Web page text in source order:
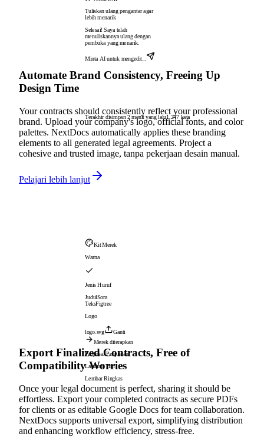
Tuliskan ulang pengantar agar
lebih menarik
Selesai! Saya telah
menuliskannya ulang dengan
pembuka yang menarik.
Minta AI untuk mengedit...
Terakhir disimpan 2 menit yang lalu1.247 kata
Automate Brand Consistency, Freeing Up
Design Time
Your contracts should consistently reflect your professional
brand. Upload your company's logo, official fonts, and color
palettes. NextDocs automatically applies these branding
elements to all generated legal agreements. Project a
cohesive and trusted image, tanpa pekerjaan desain manual.
Pelajari lebih lanjut
Kit Merek
Warna
Jenis Huruf
JudulSora
TeksFigtree
Logo
logo.svg
Ganti
Merek diterapkan
Proposal Penjualan
Laporan Tim
Lembar Ringkas
Export Finalized Contracts, Free of
Compatibility Worries
Once your legal document is perfect, sharing it should be
effortless. Export your completed contracts as secure PDFs
for clients or as editable Google Docs for team collaboration.
NextDocs supports universal export, simplifying distribution
and enhancing workflow efficiency, stress-free.